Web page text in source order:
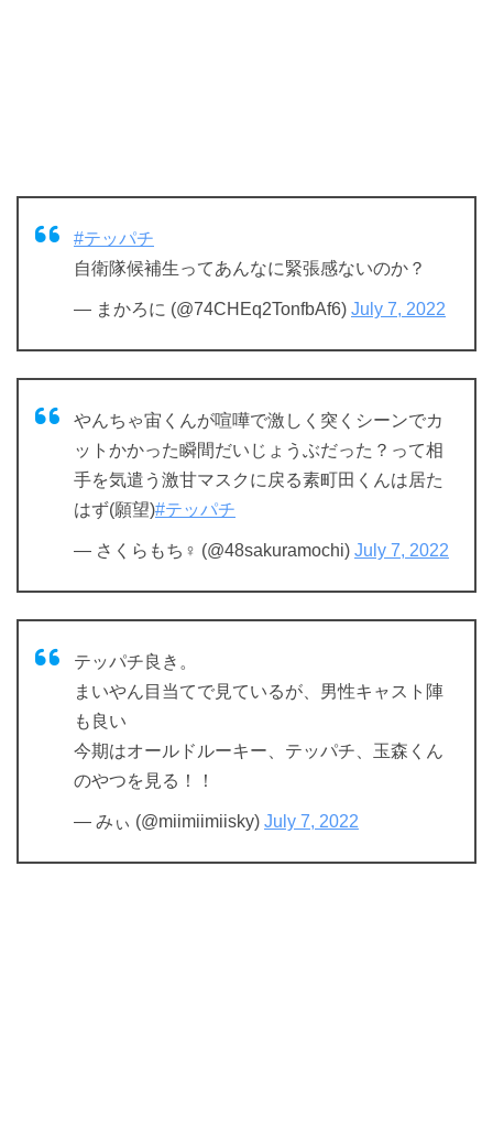
#テッパチ
自衛隊候補生ってあんなに緊張感ないのか？
— まかろに (@74CHEq2TonfbAf6) July 7, 2022
やんちゃ宙くんが喧嘩で激しく突くシーンでカ
ットかかった瞬間だいじょうぶだった？って相
手を気遣う激甘マスクに戻る素町田くんは居た
はず(願望)#テッパチ
— さくらもち‍♀️ (@48sakuramochi) July 7, 2022
テッパチ良き。
まいやん目当てで見ているが、男性キャスト陣
も良い
今期はオールドルーキー、テッパチ、玉森くん
のやつを見る！！
— みぃ (@miimiimiisky) July 7, 2022